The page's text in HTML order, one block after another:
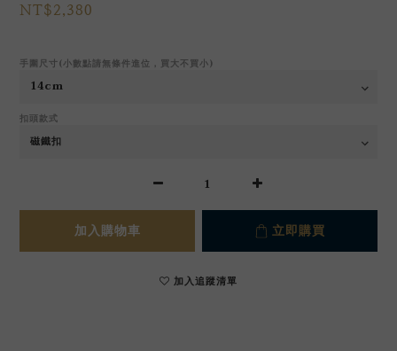
NT$2,380
手圍尺寸(小數點請無條件進位，買大不買小)
扣頭款式
加入購物車 立即購買
加入追蹤清單